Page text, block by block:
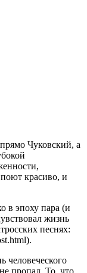
Чуковский, а
красиво, и
в эпоху пара (и
жизнь
песнях:
человеческого
пропал. То, что